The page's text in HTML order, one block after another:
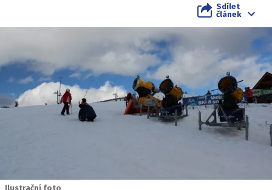
Sdílet
článek
Ilustrační foto